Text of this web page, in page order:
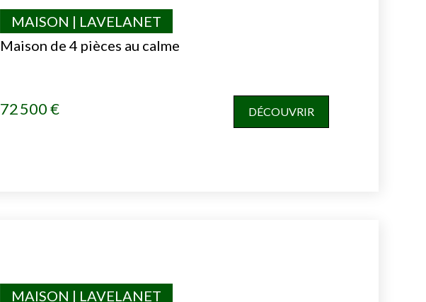
Maison de 4 pièces au calme
MAISON | LAVELANET
72 500 € DÉCOUVRIR
MAISON | LAVELANET